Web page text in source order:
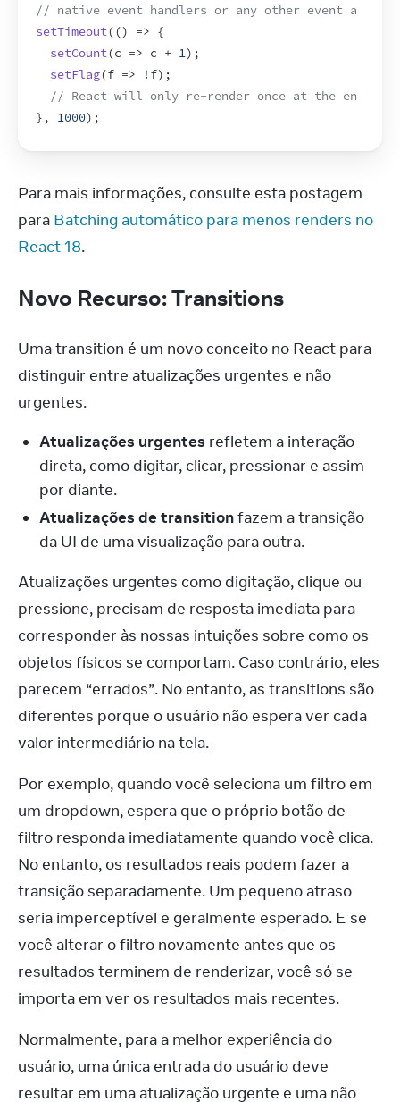
// native event handlers or any other event are
setTimeout(() => {
setCount(c => c + 1) ;
setFlag(f => ! f) ;
// React will only re-render once at the end
} , 1000) ;
Para mais informações, consulte esta postagem
para Batching automático para menos renders no
React 18.
Novo Recurso: Transitions
Uma transition é um novo conceito no React para
distinguir entre atualizações urgentes e não
urgentes.
Atualizações urgentes refletem a interação
direta, como digitar, clicar, pressionar e assim
por diante.
Atualizações de transitionfazem a transição
da UI de uma visualização para outra.
Atualizações urgentes como digitação, clique ou
pressione, precisam de resposta imediata para
corresponder às nossas intuições sobre como os
objetos físicos se comportam. Caso contrário, eles
parecem “errados”. No entanto, as transitions são
diferentes porque o usuário não espera ver cada
valor intermediário na tela.
Por exemplo, quando você seleciona um filtro em
um dropdown, espera que o próprio botão de
filtro responda imediatamente quando você clica.
No entanto, os resultados reais podem fazer a
transição separadamente. Um pequeno atraso
seria imperceptível e geralmente esperado. E se
você alterar o filtro novamente antes que os
resultados terminem de renderizar, você só se
importa em ver os resultados mais recentes.
Normalmente, para a melhor experiência do
usuário, uma única entrada do usuário deve
resultar em uma atualização urgente e uma não